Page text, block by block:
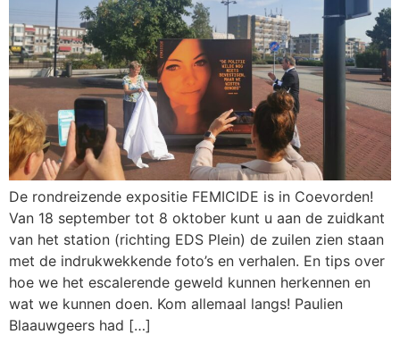
De rondreizende expositie FEMICIDE is in Coevorden!
Van 18 september tot 8 oktober kunt u aan de zuidkant
van het station (richting EDS Plein) de zuilen zien staan
met de indrukwekkende foto’s en verhalen. En tips over
hoe we het escalerende geweld kunnen herkennen en
wat we kunnen doen. Kom allemaal langs! Paulien
Blaauwgeers had […]